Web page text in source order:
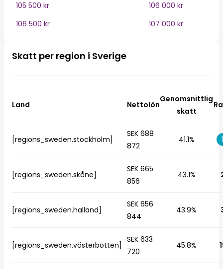
105 500 kr
106 000 kr
106 500 kr
107 000 kr
Skatt per region i Sverige
Land Nettolön
Genomsnittlig
skatt
[regions_sweden.stockholm]
SEK 688
872
41.1%
[regions_sweden.skåne]
SEK 665
856
43.1%
[regions_sweden.halland]
SEK 656
844
43.9%
[regions_sweden.västerbotten]
SEK 633
720
45.8%